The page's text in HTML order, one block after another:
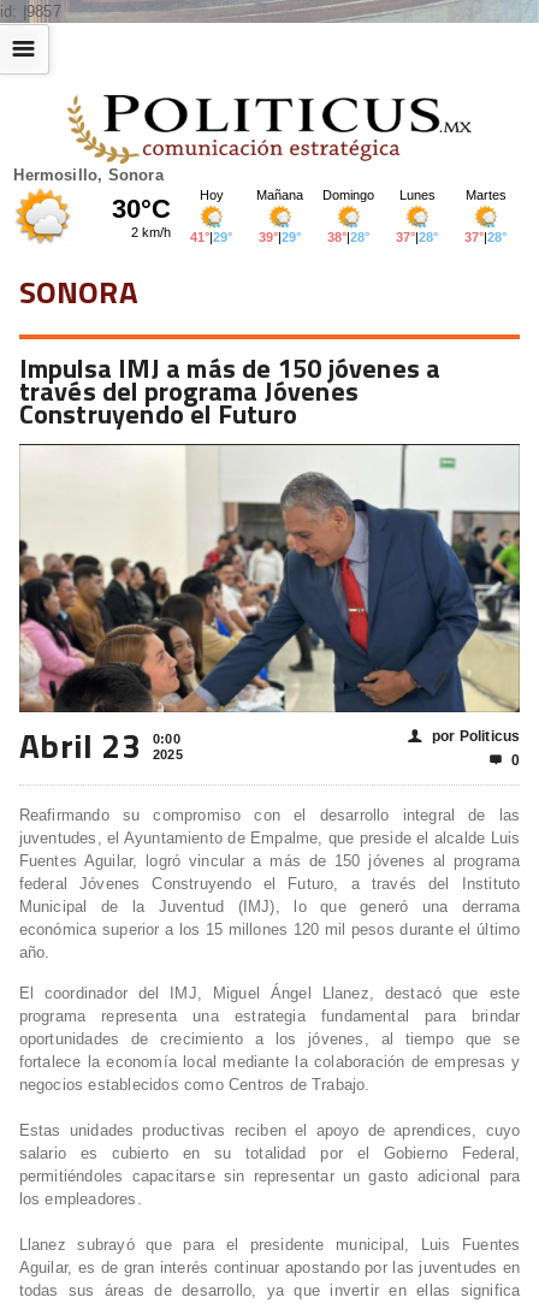
id: |9857
Hermosillo, Sonora
☰
SONORA
Impulsa IMJ a más de 150 jóvenes a
través del programa Jóvenes
Construyendo el Futuro
Abril 23
0:00
2025
👤 por Politicus
 0
Reafirmando su compromiso con el desarrollo integral de las
juventudes, el Ayuntamiento de Empalme, que preside el alcalde Luis
Fuentes Aguilar, logró vincular a más de 150 jóvenes al programa
federal Jóvenes Construyendo el Futuro, a través del Instituto
Municipal de la Juventud (IMJ), lo que generó una derrama
económica superior a los 15 millones 120 mil pesos durante el último
año.
El coordinador del IMJ, Miguel Ángel Llanez, destacó que este
programa representa una estrategia fundamental para brindar
oportunidades de crecimiento a los jóvenes, al tiempo que se
fortalece la economía local mediante la colaboración de empresas y
negocios establecidos como Centros de Trabajo.
Estas unidades productivas reciben el apoyo de aprendices, cuyo
salario es cubierto en su totalidad por el Gobierno Federal,
permitiéndoles capacitarse sin representar un gasto adicional para
los empleadores.
Llanez subrayó que para el presidente municipal, Luis Fuentes
Aguilar, es de gran interés continuar apostando por las juventudes en
todas sus áreas de desarrollo, ya que invertir en ellas significa